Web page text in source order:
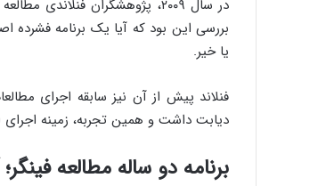
در سال ۲۰۰۹، پژوهشگران
بررسی این بود که آیا یک برنامه
یا خیر.
فنلاند پیش از آن نیز سابقه اجرای
دیابت داشت و همین تجربه، زمینه اجرای
برنامه دو ساله مطالعه